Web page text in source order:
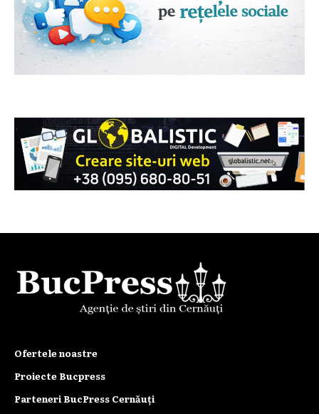
Ofertele noastre
Proiecte Bucpress
Parteneri BucPress Cernăuți